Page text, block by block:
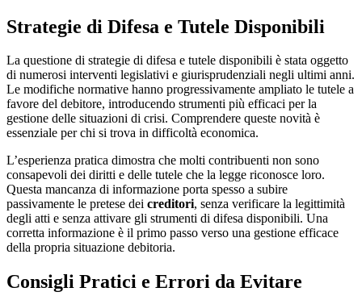
Strategie di Difesa e Tutele Disponibili
La questione di strategie di difesa e tutele disponibili è stata oggetto
di numerosi interventi legislativi e giurisprudenziali negli ultimi anni.
Le modifiche normative hanno progressivamente ampliato le tutele a
favore del debitore, introducendo strumenti più efficaci per la
gestione delle situazioni di crisi. Comprendere queste novità è
essenziale per chi si trova in difficoltà economica.
L’esperienza pratica dimostra che molti contribuenti non sono
consapevoli dei diritti e delle tutele che la legge riconosce loro.
Questa mancanza di informazione porta spesso a subire
passivamente le pretese dei creditori, senza verificare la legittimità
degli atti e senza attivare gli strumenti di difesa disponibili. Una
corretta informazione è il primo passo verso una gestione efficace
della propria situazione debitoria.
Consigli Pratici e Errori da Evitare